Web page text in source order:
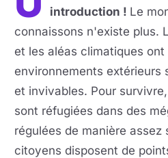
introduction ! Le
connaissons n'existe plus.
et les aléas climatiques
environnements extérieurs
et invivables. Pour
sont réfugiées dans des
régulées de manière assez
citoyens disposent de